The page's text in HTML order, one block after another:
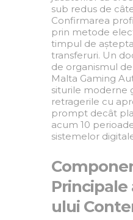
sub redus de
Confirmarea
prin metode
timpul de
transferuri. Un
de organismul
Malta Gaming
siturile moderne
retragerile cu
prompt decât
acum 10
sistemelor
Principale
ului